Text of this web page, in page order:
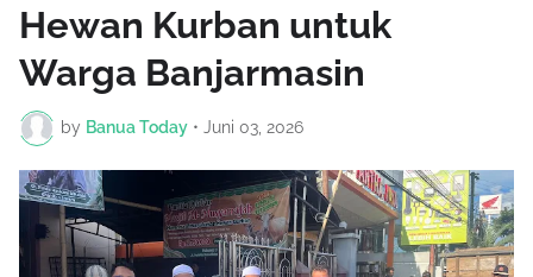
Hewan Kurban untuk
Warga Banjarmasin
by Banua Today • Juni 03, 2026